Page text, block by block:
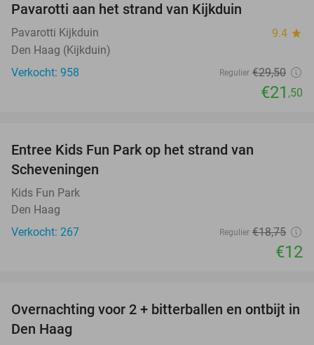
Pavarotti aan het strand van Kijkduin
Pavarotti Kijkduin 9.4 star
Den Haag (Kijkduin)
Verkocht: 958
Regulier €29,50
€21 ,50
Entree Kids Fun Park op het strand van
Scheveningen
Kids Fun Park
Den Haag
Verkocht: 267
Regulier €18,75
€12
41%
Overnachting voor 2 + bitterballen en ontbijt in
Den Haag